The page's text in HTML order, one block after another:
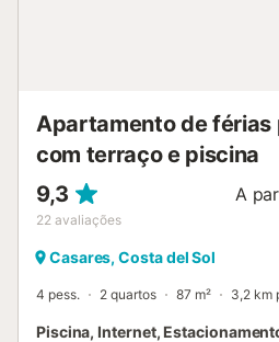
Apartamento de férias
com terraço e piscina
9,3
22 avaliações
A
Casares, Costa del Sol
4 pess. 2 quartos 87 m² 3,2 km
Piscina, Internet,